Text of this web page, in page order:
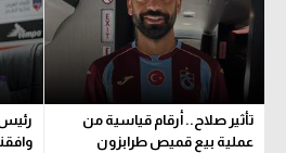
تأثير صلاح.. أرقام قياسية من
عملية بيع قميص طرابزون
رئيس